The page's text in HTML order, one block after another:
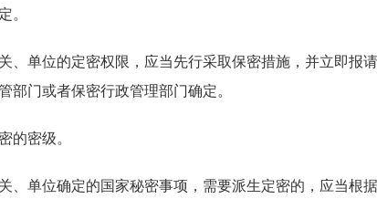
。
单位的定密权限，应当先行采取保密措施，并立即报
部门或者保密行政管理部门确定。
的密级。
单位确定的国家秘密事项，需要派生定密的，应当根